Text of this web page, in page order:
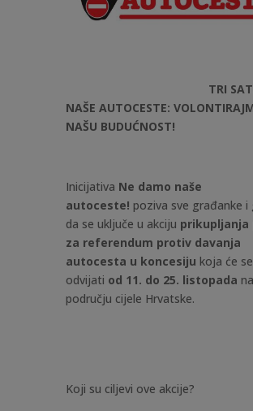
TRI SATA
NAŠE AUTOCESTE:
NAŠU BUDUĆNOST!
Inicijativa Ne damo naše
autoceste! poziva sve građanke i
da se uključe u akciju prikupljanja
za referendum protiv davanja
autocesta u koncesiju koja će se
odvijati od 11. do 25. listopada na
području cijele Hrvatske.
Koji su ciljevi ove akcije?